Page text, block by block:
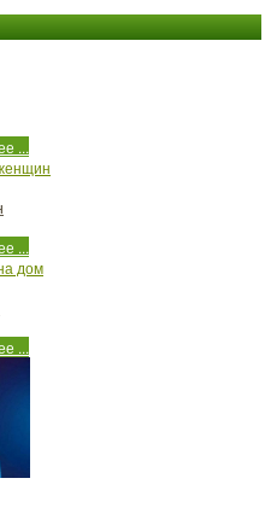
...
...
...